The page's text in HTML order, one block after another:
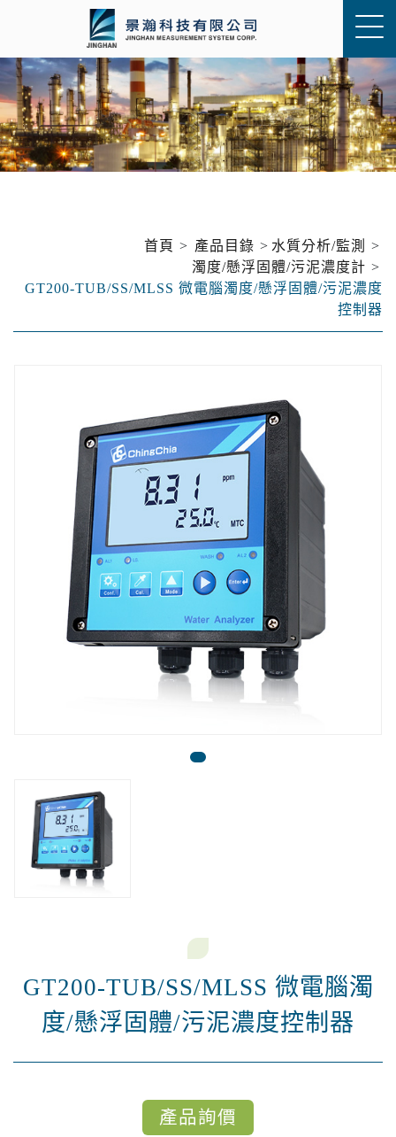
首頁 產品目錄
水質分析/監測
濁度/懸浮固體/污泥濃度計
GT200-TUB/SS/MLSS 微電腦濁度/懸浮固體/污泥濃度
控制器
GT200-TUB/SS/MLSS 微電腦濁
度/懸浮固體/污泥濃度控制器
產品詢價